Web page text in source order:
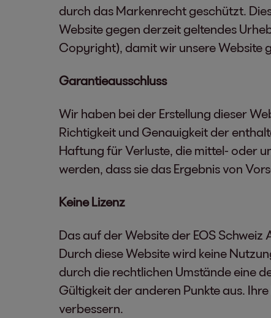
durch das Markenrecht geschützt.
Website gegen derzeit geltendes
Copyright), damit wir unsere Website
Garantieausschluss
Wir haben bei der Erstellung dieser
Richtigkeit und Genauigkeit der
Haftung für Verluste, die mittel- oder
werden, dass sie das Ergebnis von
Keine Lizenz
Das auf der Website der EOS
Durch diese Website wird keine
durch die rechtlichen Umstände eine
Gültigkeit der anderen Punkte aus.
verbessern.